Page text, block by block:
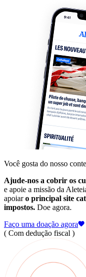
Você gosta do nosso
Ajude-nos a cobrir os
e apoie a missão da
apoiaro principal site
impostos. Doe agora.
Faço uma doação agora
( Com dedução fiscal )